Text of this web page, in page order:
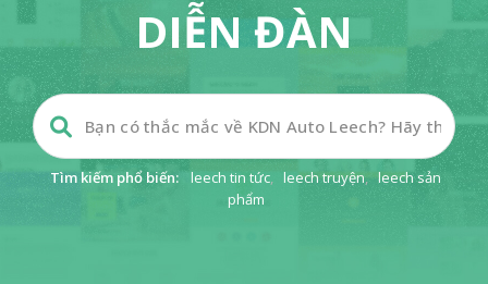
DIỄN ĐÀN
Tìm kiếm phổ biến: leech tin tức, leech truyện, leech sản
phẩm